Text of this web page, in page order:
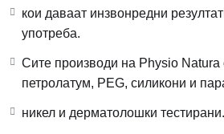
кои даваат инзвонредни
употреба.
Сите производи на Physio Natura
петролатум, PEG, силикони и
никел и дерматолошки тестирани.